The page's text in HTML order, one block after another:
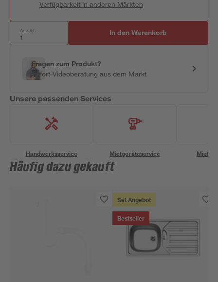
Verfügbarkeit in anderen Märkten
Anzahl: In den Warenkorb
Fragen zum Produkt?
Sofort-Videoberatung aus dem Markt
Unsere passenden Services
Handwerksservice Mietgeräteservice
Häufig dazu gekauft
Set Angebot
Bestseller